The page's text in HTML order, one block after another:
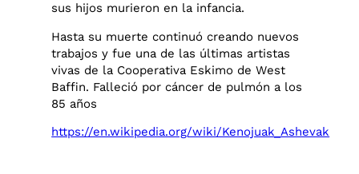
sus hijos murieron en la infancia.
Hasta su muerte continuó creando nuevos
trabajos y fue una de las últimas artistas
vivas de la Cooperativa Eskimo de West
Baffin. Falleció por cáncer de pulmón a los
85 años
https://en.wikipedia.org/wiki/Kenojuak_Ashevak